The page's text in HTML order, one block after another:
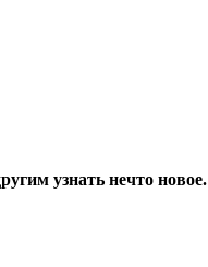
узнать нечто новое.